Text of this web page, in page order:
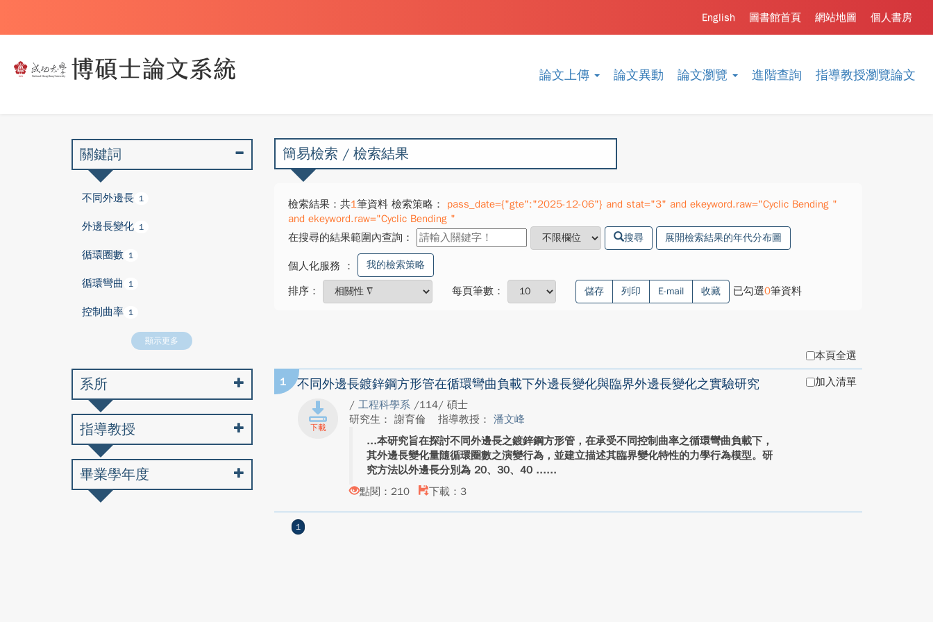
論文上傳 論文異動 論文瀏覽 進階查詢 指導教授瀏覽論文
個人書房
網站地圖
圖書館首頁
English
簡易檢索 / 檢索結果
檢索結果：共1筆資料 檢索策略：
pass_date={"gte":"2025-12-06"} and stat="3" and ekeyword.raw="Cyclic Bending "
and ekeyword.raw="Cyclic Bending "
在搜尋的結果範圍內查詢：
搜尋 展開檢索結果的年代分布圖
個人化服務 ： 我的檢索策略
排序： 每頁筆數： 儲存 列印 E-mail 收藏 已勾選0筆資料
本頁全選
1 不同外邊長鍍鋅鋼方形管在循環彎曲負載下外邊長變化與臨界外邊長變化之實驗研究
/ 工程科學系 /114/ 碩士
研究生： 謝育倫
指導教授： 潘文峰
本研究旨在探討不同外邊長之鍍鋅鋼方形管，在承受不同控制曲率之循環彎曲負載下，
其外邊長變化量隨循環圈數之演變行為，並建立描述其臨界變化特性的力學行為模型。研
究方法以外邊長分別為 20、30、40 ...
點閱：210
下載：3
加入清單
1
關鍵詞
不同外邊長 1
外邊長變化 1
循環圈數 1
循環彎曲 1
控制曲率 1
顯示更多
系所
指導教授
畢業學年度